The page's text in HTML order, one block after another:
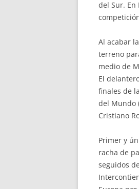
del Sur. En
Al acabar
terreno
medio de
El
finales de
del Mundo
Cristiano
Primer y
racha de
seguidos